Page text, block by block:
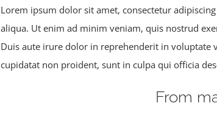
Lorem ipsum dolor sit amet, consectetur
aliqua. Ut enim ad minim veniam, quis nostrud
Duis aute irure dolor in reprehenderit in voluptate
cupidatat non proident, sunt in culpa qui officia
From